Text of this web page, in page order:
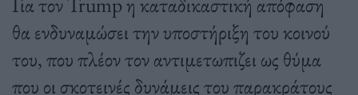
θα ενδυναμώσει την υποστήριξη του κοινού
του, που πλέον τον αντιμετωπιζει ως θύμα
που οι σκοτεινές δυνάμεις του παρακράτους